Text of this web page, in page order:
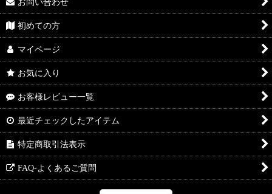
初めての方
マイページ
お気に入り
お客様レビュー一覧
最近チェックしたアイテム
特定商取引法表示
FAQ-よくあるご質問